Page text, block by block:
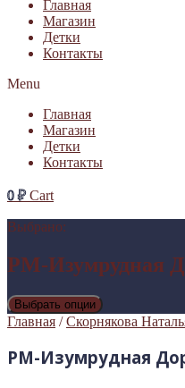
Главная
Магазин
Детки
Контакты
Menu
Главная
Магазин
Детки
Контакты
0₽ Cart
Выбрано:
РМ-Изумрудная
Выбрать опции
Главная /Скорнякова
РМ-Изумрудная